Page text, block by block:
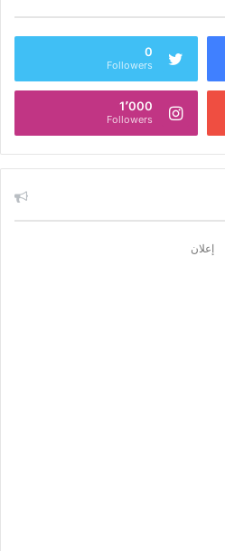
0
Followers
1٬000
Followers
إعلان